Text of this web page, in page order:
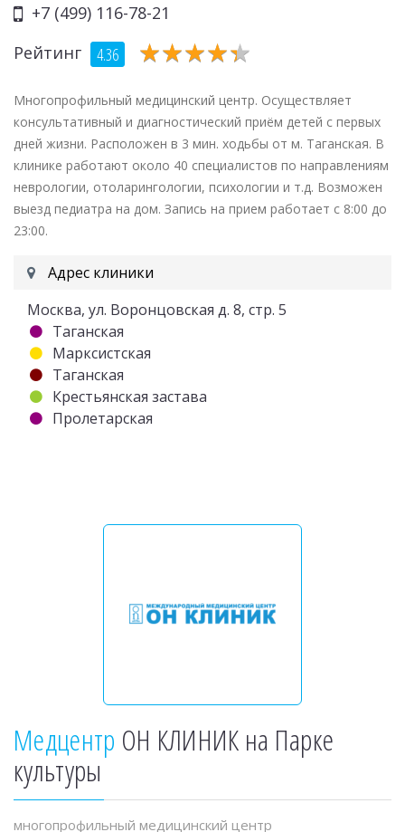
+7 (499) 116-78-21
Рейтинг
4.36 ★★★★★
★★★★★
Многопрофильный медицинский центр. Осуществляет
консультативный и диагностический приём детей с первых
дней жизни. Расположен в 3 мин. ходьбы от м. Таганская. В
клинике работают около 40 специалистов по направлениям
неврологии, отоларингологии, психологии и т.д. Возможен
выезд педиатра на дом. Запись на прием работает с 8:00 до
23:00.
Адрес клиники
Москва, ул. Воронцовская д. 8, стр. 5
Таганская
Марксистская
Таганская
Крестьянская застава
Пролетарская
Медцентр ОН КЛИНИК на Парке
культуры
многопрофильный медицинский центр